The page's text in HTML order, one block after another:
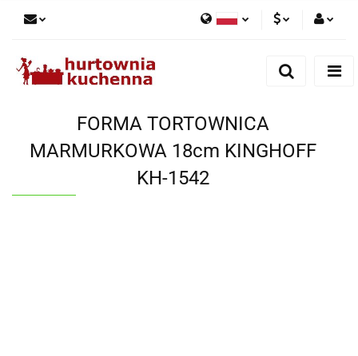
PLNZaloguj się
Zgody cookies
FORMA TORTOWNICA
MARMURKOWA 18cm KINGHOFF
KH-1542